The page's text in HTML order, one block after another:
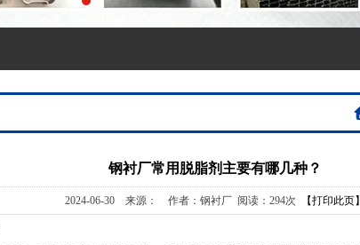
钢衬厂常用脱脂剂主要有哪几种？
2024-06-30 来源： 作者：钢衬厂 阅读： 294次 【打印此页】